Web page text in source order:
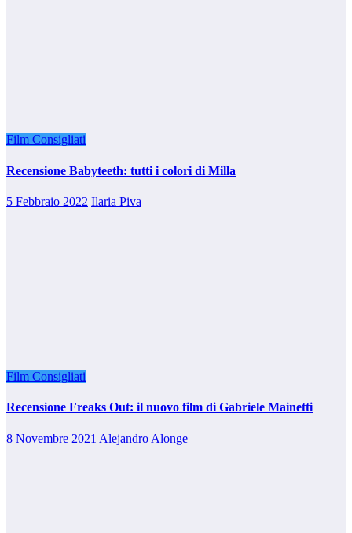
Film Consigliati
Recensione Babyteeth: tutti i colori di Milla
5 Febbraio 2022 Ilaria Piva
Film Consigliati
Recensione Freaks Out: il nuovo film di Gabriele Mainetti
8 Novembre 2021 Alejandro Alonge